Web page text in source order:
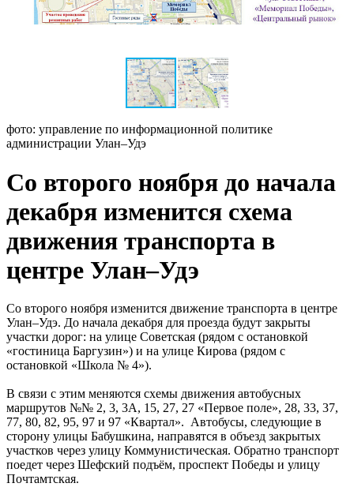
фото: управление по информационной политике
администрации Улан–Удэ
Со второго ноября до начала
декабря изменится схема
движения транспорта в
центре Улан–Удэ
Со второго ноября изменится движение транспорта в центре
Улан–Удэ. До начала декабря для проезда будут закрыты
участки дорог: на улице Советская (рядом с остановкой
«гостиница Баргузин») и на улице Кирова (рядом с
остановкой «Школа № 4»).
В связи с этим меняются схемы движения автобусных
маршрутов №№ 2, 3, 3А, 15, 27, 27 «Первое поле», 28, 33, 37,
77, 80, 82, 95, 97 и 97 «Квартал». Автобусы, следующие в
сторону улицы Бабушкина, направятся в объезд закрытых
участков через улицу Коммунистическая. Обратно транспорт
поедет через Шефский подъём, проспект Победы и улицу
Почтамтская.